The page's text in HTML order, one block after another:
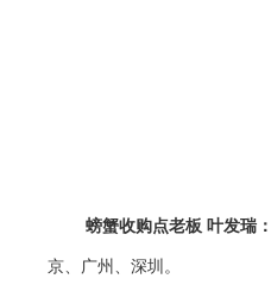
螃蟹收购点老板 叶发瑞：
京、广州、深圳。